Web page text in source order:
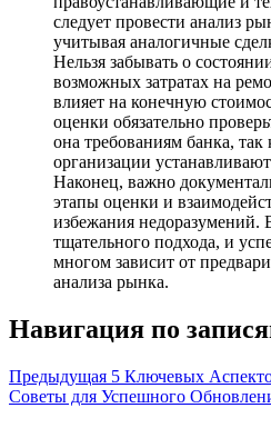
следует провести анализ
учитывая аналогичные
Нельзя забывать о
возможных затратах на
влияет на конечную
оценки обязательно
она требованиям банка, так
организации
Наконец, важно
этапы оценки и
избежания недоразумений.
тщательного подхода, и
многом зависит от
анализа рынка.
Навигация по
Предыдущая 5 Ключевых
Советы для Успешного